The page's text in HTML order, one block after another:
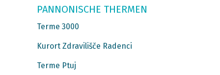
PANNONISCHE THERMEN
Terme 3000
Kurort Zdravilišče Radenci
Terme Ptuj